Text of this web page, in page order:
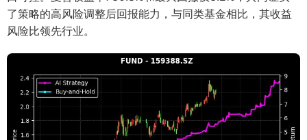
了策略的高风险调整后回报能力，与同类基金相比，其收益
风险比领先行业。